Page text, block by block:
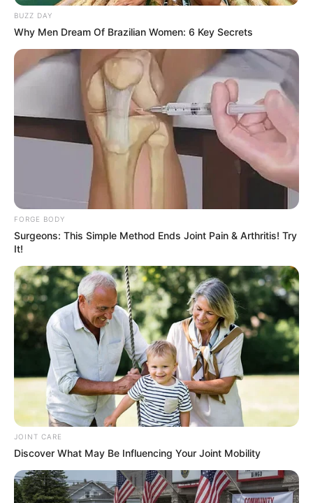
เห็นขนมหน้าตาแบ๊วๆผ่านมานางก็ไม่คิดจะหักห้ามใจ มา
รู้ตัวอีกทีคู่แฝดของของหวานก็ตามเล่นงานจนพุงปลิ้นซะ
แล้วเทคนิคลดน้ำหนักที่เวิร์คที่สุดสำหรับคนราศีนี้คือตั้ง
สติก่อนสตาร์ท อย่ากระหน่ำกินเหมือนถูกผีตู้เย็นเข้าสิง
ใครได้สาวๆชาวแมงป่องเป็นแฟนต้องทำ
กระเพาะให้ว่างเข้าไว้ เพราะนางจะหมั่นทำกับข้าวมา
กระแทกพุงคุณเสมอ เลยไม่ต้องแปลกใจที่ผู้หญิงราศีนี้จะ
อ้วนง่าย เห็นเดินตัวปลิวอยู่ดีๆ หายหน้าไปเดือนเดียว นาง
อาจจะกลิ้งเป็นโอ่งมังกรราชบุรีกลับมาเซอร์ไพรส์เพื่อนๆ
ก็ได้ แต่ชาวพิจิกเป็นคนเข้มแข็งตั้งใจอะไรแล้วต้องทำให้
ได้ เลยไม่น่าห่วงมากว่าจะไดเอทไม่สำเร็จ ถ้าจะนอยด์
ควรนอยด์ว่านางจะลดน้ำหนักอย่างเอาจริงเอาจังจนหน้า
มืดมากกว่า
ราศีธนู ชาวธนูเกิดมาเพื่อลั้ลลา ท่องเที่ยวและทำงาน
ตามฝัน ส่วนอาหารการกินนั้นนางไม่ถือเป็นเรื่องใหญ่ แต่
ชาวธนูชอบแวะไปชิมอาหารพื้นเมืองตามที่ต่างๆแถมยัง
ไม่รู้จักติดเบรกที่ลิ้นอีกต่างหาก ลงได้กินแล้วนางซดโฮก
จัดหนักไม่มีนับแคลอรี่ เลยอ้วนง่าย แต่เป็นการอ้วนที่เจ้า
ตัวมีความสุข อ้วนแล้วแฮปปี้มีไรมั้ยยะขาเม้าท์ทั้งหลาย
ติดตาม
BUZZ DAY
Why Men Dream Of Brazilian Women: 6 Key Secrets
FORGE BODY
Surgeons: This Simple Method Ends Joint Pain & Arthritis! Try
It!
JOINT CARE
Discover What May Be Influencing Your Joint Mobility